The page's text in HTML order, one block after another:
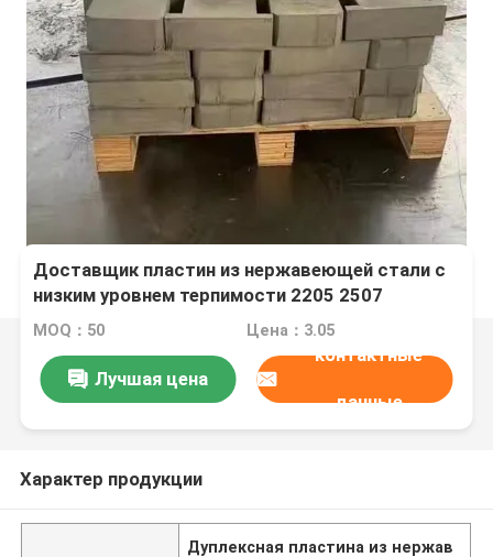
Доставщик пластин из нержавеющей стали с
низким уровнем терпимости 2205 2507
MOQ：50 Цена：3.05
Лучшая цена
контактные
данные
Характер продукции
Дуплексная пластина из нержав